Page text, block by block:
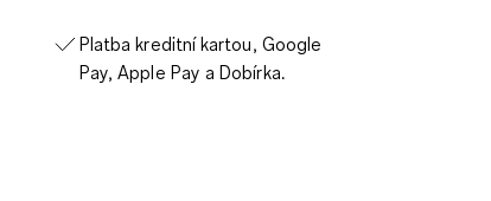
Platba kreditní kartou, Google
Pay, Apple Pay a Dobírka.